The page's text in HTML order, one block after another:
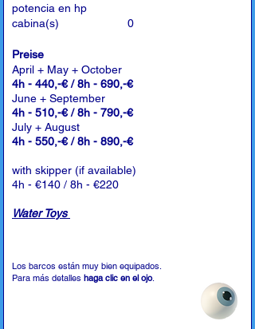
potencia en hp
cabina(s)
0
Preise
April + May + October
4h - 440,-€ / 8h - 690,-€
June + September
4h - 510,-€ / 8h - 790,-€
July + August
4h - 550,-€ / 8h - 890,-€
with skipper (if available)
4h - €140 / 8h - €220
Water Toys
Los barcos están muy bien equipados.
Para más detalles haga clic en el ojo.